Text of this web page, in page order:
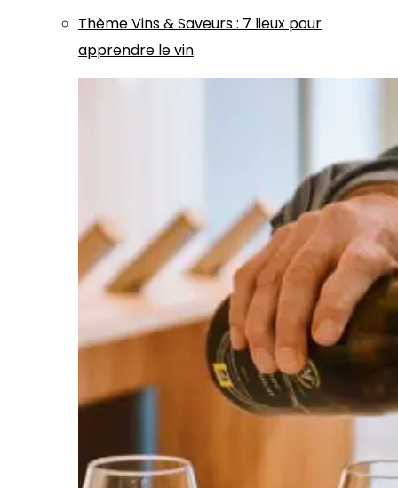
ThèmeVins & Saveurs: 7 lieux pour
apprendre le vin